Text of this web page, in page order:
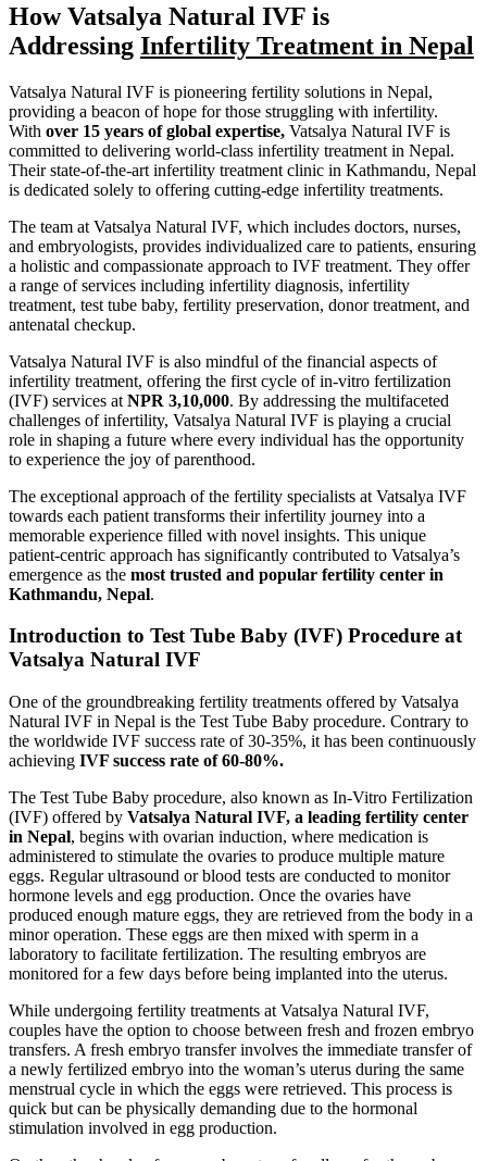
How Vatsalya Natural IVF is
Addressing Infertility Treatment in Nepal
Vatsalya Natural IVF is pioneering fertility solutions in Nepal,
providing a beacon of hope for those struggling with infertility.
With over 15 years of global expertise, Vatsalya Natural IVF is
committed to delivering world-class infertility treatment in Nepal.
Their state-of-the-art infertility treatment clinic in Kathmandu, Nepal
is dedicated solely to offering cutting-edge infertility treatments.
The team at Vatsalya Natural IVF, which includes doctors, nurses,
and embryologists, provides individualized care to patients, ensuring
a holistic and compassionate approach to IVF treatment. They offer
a range of services including infertility diagnosis, infertility
treatment, test tube baby, fertility preservation, donor treatment, and
antenatal checkup.
Vatsalya Natural IVF is also mindful of the financial aspects of
infertility treatment, offering the first cycle of in-vitro fertilization
(IVF) services at NPR 3,10,000. By addressing the multifaceted
challenges of infertility, Vatsalya Natural IVF is playing a crucial
role in shaping a future where every individual has the opportunity
to experience the joy of parenthood.
The exceptional approach of the fertility specialists at Vatsalya IVF
towards each patient transforms their infertility journey into a
memorable experience filled with novel insights. This unique
patient-centric approach has significantly contributed to Vatsalya’s
emergence as the most trusted and popular fertility center in
Kathmandu, Nepal.
Introduction to Test Tube Baby (IVF) Procedure at
Vatsalya Natural IVF
One of the groundbreaking fertility treatments offered by Vatsalya
Natural IVF in Nepal is the Test Tube Baby procedure. Contrary to
the worldwide IVF success rate of 30-35%, it has been continuously
achieving IVF success rate of 60-80%.
The Test Tube Baby procedure, also known as In-Vitro Fertilization
(IVF) offered by Vatsalya Natural IVF, a leading fertility center
in Nepal, begins with ovarian induction, where medication is
administered to stimulate the ovaries to produce multiple mature
eggs. Regular ultrasound or blood tests are conducted to monitor
hormone levels and egg production. Once the ovaries have
produced enough mature eggs, they are retrieved from the body in a
minor operation. These eggs are then mixed with sperm in a
laboratory to facilitate fertilization. The resulting embryos are
monitored for a few days before being implanted into the uterus.
While undergoing fertility treatments at Vatsalya Natural IVF,
couples have the option to choose between fresh and frozen embryo
transfers. A fresh embryo transfer involves the immediate transfer of
a newly fertilized embryo into the woman’s uterus during the same
menstrual cycle in which the eggs were retrieved. This process is
quick but can be physically demanding due to the hormonal
stimulation involved in egg production.